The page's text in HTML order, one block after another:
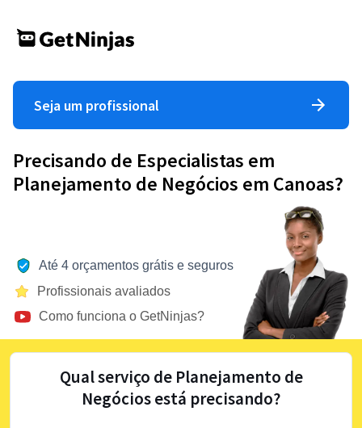
Seja um profissional
Precisando de Especialistas em
Planejamento de Negócios em Canoas?
Até 4 orçamentos grátis e seguros
Profissionais avaliados
Como funciona o GetNinjas?
Qual serviço de Planejamento de
Negócios está precisando?